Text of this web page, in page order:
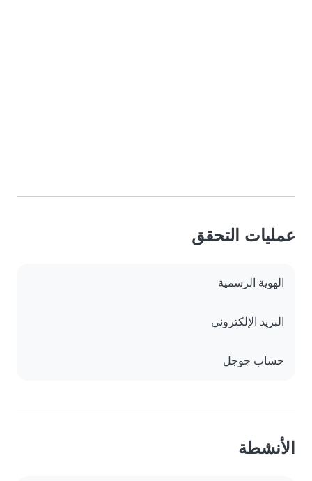
عمليات التحقق
الهوية الرسمية
البريد الإلكتروني
حساب جوجل
الأنشطة